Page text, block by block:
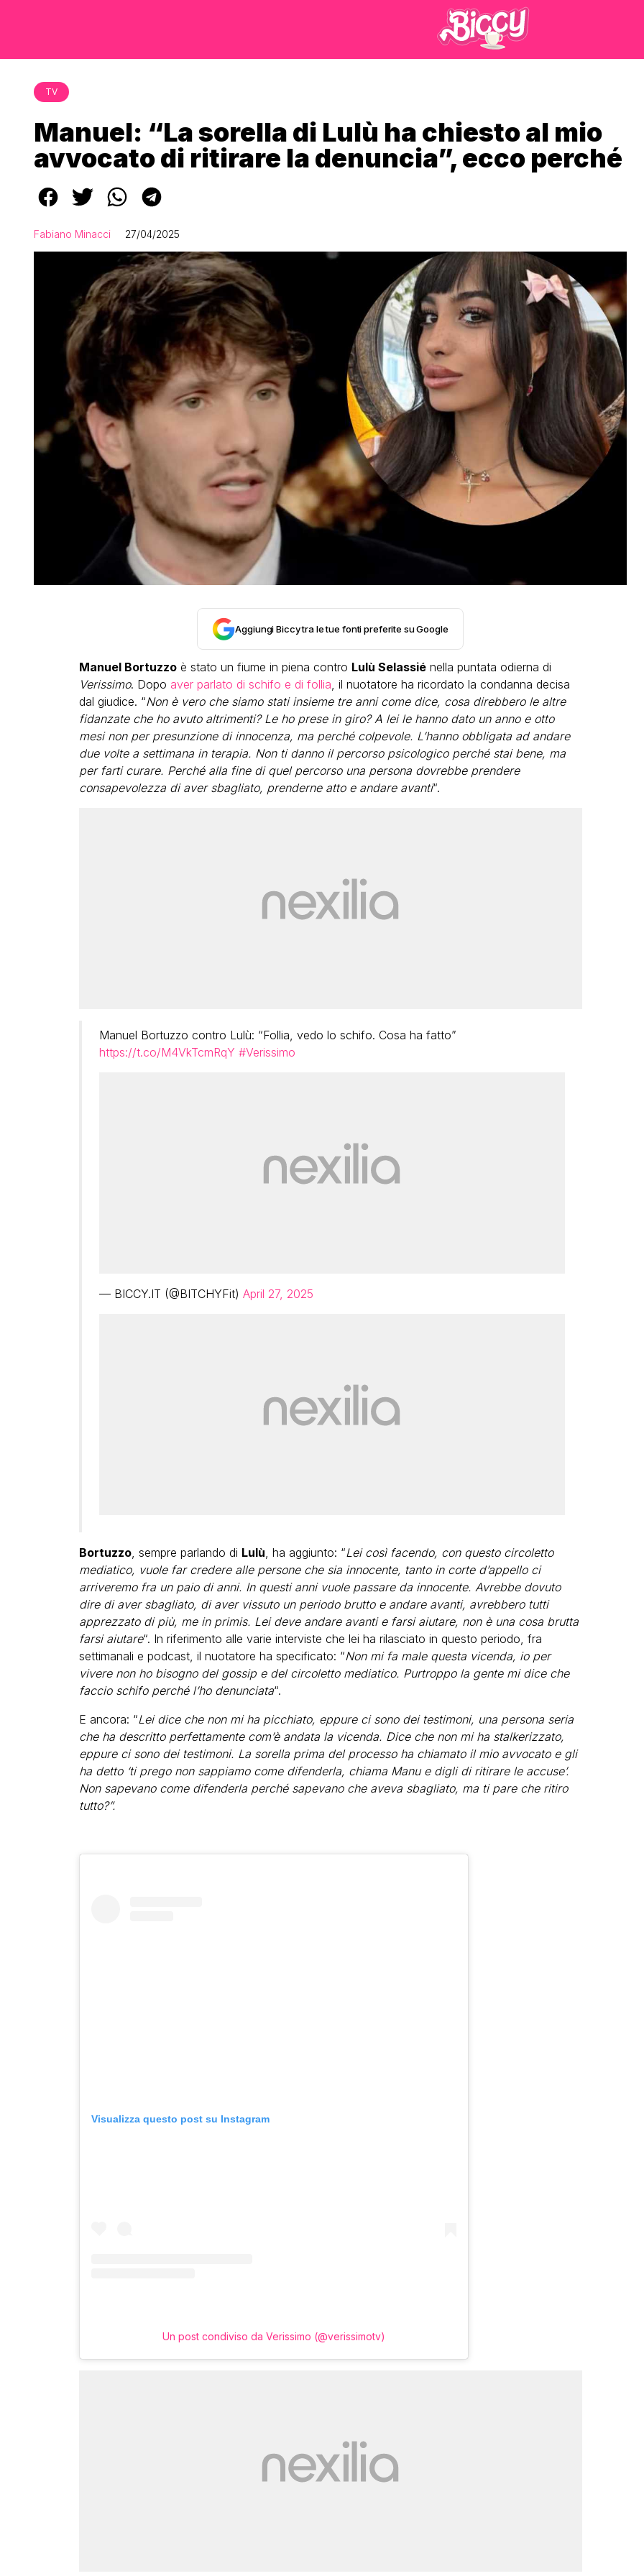
TV
Manuel: “La sorella di Lulù ha chiesto al mio
avvocato di ritirare la denuncia”, ecco perché
Fabiano Minacci 27/04/2025
Aggiungi Biccy tra le tue fonti preferite su Google
Manuel Bortuzzoè stato un fiume in piena contro Lulù Selassiénella puntata odierna di
Verissimo. Dopo aver parlato di schifo e di follia, il nuotatore ha ricordato la condanna decisa
dal giudice. “Non è vero che siamo stati insieme tre anni come dice, cosa direbbero le altre
fidanzate che ho avuto altrimenti? Le ho prese in giro? A lei le hanno dato un anno e otto
mesi non per presunzione di innocenza, ma perché colpevole. L’hanno obbligata ad andare
due volte a settimana in terapia. Non ti danno il percorso psicologico perché stai bene, ma
per farti curare. Perché alla fine di quel percorso una persona dovrebbe prendere
consapevolezza di aver sbagliato, prenderne atto e andare avanti“.
Manuel Bortuzzo contro Lulù: “Follia, vedo lo schifo. Cosa ha fatto”
https://t.co/M4VkTcmRqY #Verissimo
— BICCY.IT (@BITCHYFit) April 27, 2025
Bortuzzo, sempre parlando di Lulù, ha aggiunto: “Lei così facendo, con questo circoletto
mediatico, vuole far credere alle persone che sia innocente, tanto in corte d’appello ci
arriveremo fra un paio di anni. In questi anni vuole passare da innocente. Avrebbe dovuto
dire di aver sbagliato, di aver vissuto un periodo brutto e andare avanti, avrebbero tutti
apprezzato di più, me in primis. Lei deve andare avanti e farsi aiutare, non è una cosa brutta
farsi aiutare“. In riferimento alle varie interviste che lei ha rilasciato in questo periodo, fra
settimanali e podcast, il nuotatore ha specificato: “Non mi fa male questa vicenda, io per
vivere non ho bisogno del gossip e del circoletto mediatico. Purtroppo la gente mi dice che
faccio schifo perché l’ho denunciata“.
E ancora: “Lei dice che non mi ha picchiato, eppure ci sono dei testimoni, una persona seria
che ha descritto perfettamente com’è andata la vicenda. Dice che non mi ha stalkerizzato,
eppure ci sono dei testimoni. La sorella prima del processo ha chiamato il mio avvocato e gli
ha detto ‘ti prego non sappiamo come difenderla, chiama Manu e digli di ritirare le accuse’.
Non sapevano come difenderla perché sapevano che aveva sbagliato, ma ti pare che ritiro
tutto?”.
Visualizza questo post su Instagram
Un post condiviso da Verissimo (@verissimotv)
Bambola Star, la festa di